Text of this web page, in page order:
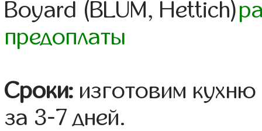
Boyard (BLUM, Hettich)
предоплаты
Сроки: изготовим
за 3-7 дней.